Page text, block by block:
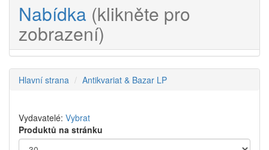
Nabídka (klikněte pro
zobrazení)
Hlavní strana Antikvariat & Bazar LP
Vydavatelé: Vybrat
Produktů na stránku